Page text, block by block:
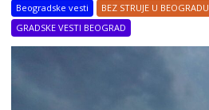
Beogradske vesti
BEZ STRUJE U BEOGRADU
GRADSKE VESTI BEOGRAD